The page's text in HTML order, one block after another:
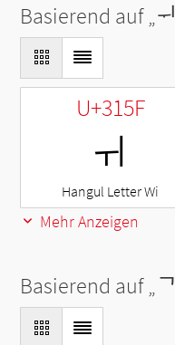
Basierend auf „ᅱ
U+315F
ㅟ
Hangul Letter Wi
Mehr Anzeigen
Basierend auf „ᄀ